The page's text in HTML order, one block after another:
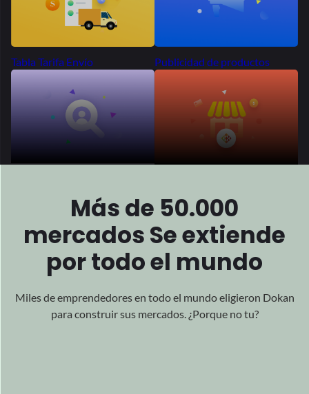
Tabla Tarifa Envío Publicidad de productos
Más de 50.000
mercadosSe extiende
por todo el mundo
Miles de emprendedores en todo el mundo eligieron Dokan
construir sus mercados. ¿Porque no tu?